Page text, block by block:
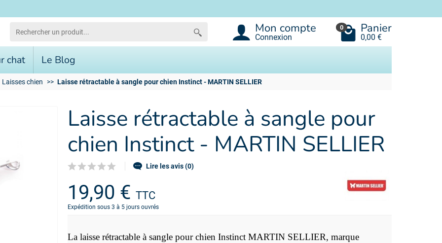
Mon compte
Connexion
0 Panier
0,00 €
chat Le Blog
Laisses chien Laisse rétractable à sangle pour chien Instinct - MARTIN SELLIER
Laisse rétractable à sangle pour
chien Instinct - MARTIN SELLIER
Lire les avis (0)
19,90 €TTC
Expédition sous 3 à 5 jours ouvrés
La laisse rétractable à sangle pour chien Instinct MARTIN SELLIER, marque